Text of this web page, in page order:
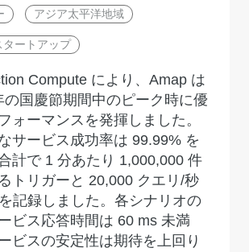
アジア太平洋地域
ートアップ
Compute により、Amap は
の国慶節期間中のピーク時に優
ォーマンスを発揮しました。
サービス成功率は 99.99% を
計で 1 分あたり 1,000,000 件
トリガーと 20,000 クエリ/秒
記録しました。各シナリオの
ビス応答時間は 60 ms 未満
ビスの安定性は期待を上回り